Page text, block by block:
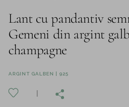
Lant cu pandantiv
Gemeni din argint
champagne
ARGINT GALBEN | 925